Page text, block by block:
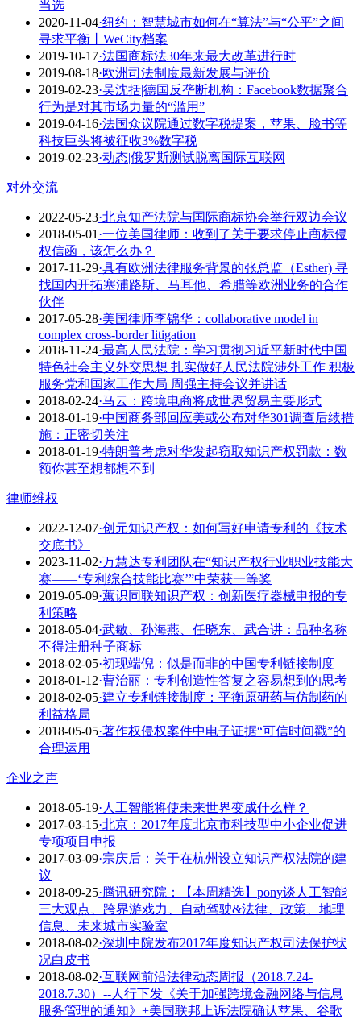
当选
2020-11-04·纽约：智慧城市如何在“算法”与“公平”之间
寻求平衡丨WeCity档案
2019-10-17·法国商标法30年来最大改革进行时
2019-08-18·欧洲司法制度最新发展与评价
2019-02-23·吴沈括|德国反垄断机构：Facebook数据聚合
行为是对其市场力量的“滥用”
2019-04-16·法国众议院通过数字税提案，苹果、脸书等
科技巨头将被征收3%数字税
2019-02-23·动态|俄罗斯测试脱离国际互联网
对外交流
2022-05-23·​北京知产法院与国际商标协会举行双边会议
2018-05-01 ·一位美国律师：收到了关于要求停止商标侵
权信函，该怎么办？
2017-11-29·具有欧洲法律服务背景的张总监（Esther) 寻
找国内开拓塞浦路斯、马耳他、希腊等欧洲业务的合作
伙伴
2017-05-28·美国律师李锦华：collaborative model in
complex cross-border litigation
2018-11-24·最高人民法院：学习贯彻习近平新时代中国
特色社会主义外交思想 扎实做好人民法院涉外工作 积极
服务党和国家工作大局 周强主持会议并讲话
2018-02-24·马云：跨境电商将成世界贸易主要形式
2018-01-19·中国商务部回应美或公布对华301调查后续措
施：正密切关注
2018-01-19·特朗普考虑对华发起窃取知识产权罚款：数
额你甚至想都想不到
律师维权
2022-12-07·创元知识产权：如何写好申请专利的《技术
交底书》
2023-11-02·万慧达专利团队在“知识产权行业职业技能大
赛——‘专利综合技能比赛’”中荣获一等奖
2019-05-09·蕙识同联知识产权：创新医疗器械申报的专
利策略
2018-05-04·武敏、孙海燕、任晓东、武合讲：品种名称
不得注册种子商标
2018-02-05·初现端倪：似是而非的中国专利链接制度
2018-01-12·曹治丽：专利创造性答复之容易想到的思考
2018-02-05·建立专利链接制度：平衡原研药与仿制药的
利益格局
2018-05-05·著作权侵权案件中电子证据“可信时间戳”的
合理运用
企业之声
2018-05-19·人工智能将使未来世界变成什么样？
2017-03-15·北京：2017年度北京市科技型中小企业促进
专项项目申报
2017-03-09·宗庆后：关于在杭州设立知识产权法院的建
议
2018-09-25·腾讯研究院：【本周精选】pony谈人工智能
三大观点、跨界游戏力、自动驾驶&法律、政策、地理
信息、未来城市实验室
2018-08-02·深圳中院发布2017年度知识产权司法保护状
况白皮书
2018-08-02·互联网前沿法律动态周报（2018.7.24-
2018.7.30）--人行下发《关于加强跨境金融网络与信息
服务管理的通知》+美国联邦上诉法院确认苹果、谷歌